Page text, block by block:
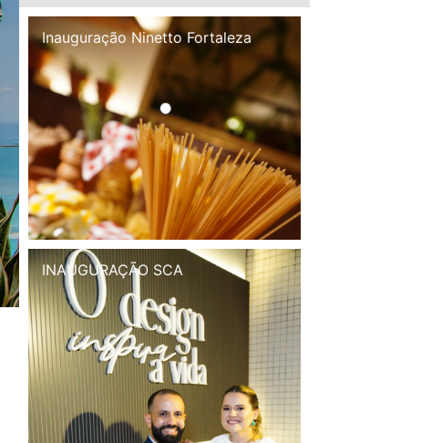
Inauguração Illa Café
INAUGURAÇÃO SCA